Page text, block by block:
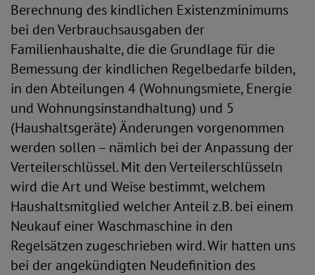
Berechnung des kindlichen Existenzminimums
bei den Verbrauchsausgaben der
Familienhaushalte, die die Grundlage für die
Bemessung der kindlichen Regelbedarfe bilden,
in den Abteilungen 4 (Wohnungsmiete, Energie
und Wohnungsinstandhaltung) und 5
(Haushaltsgeräte) Änderungen vorgenommen
werden sollen – nämlich bei der Anpassung der
Verteilerschlüssel. Mit den Verteilerschlüsseln
wird die Art und Weise bestimmt, welchem
Haushaltsmitglied welcher Anteil z.B. bei einem
Neukauf einer Waschmaschine in den
Regelsätzen zugeschrieben wird. Wir hatten uns
bei der angekündigten Neudefinition des